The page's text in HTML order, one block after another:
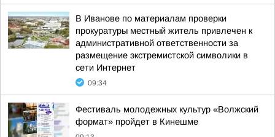
В Иванове по материалам проверки
прокуратуры местный житель привлечен к
административной ответственности за
размещение экстремистской символики в
сети Интернет
09:34
Фестиваль молодежных культур «Волжский
формат» пройдет в Кинешме